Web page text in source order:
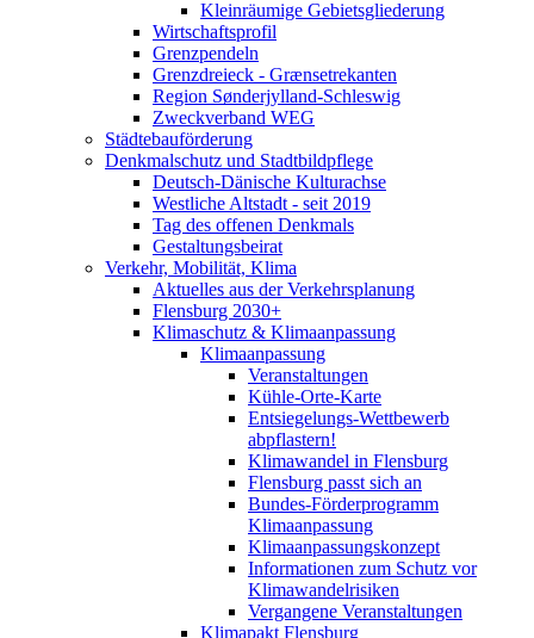
Kleinräumige Gebietsgliederung
Wirtschaftsprofil
Grenzpendeln
Grenzdreieck - Grænsetrekanten
Region Sønderjylland-Schleswig
Zweckverband WEG
Städtebauförderung
Denkmalschutz und Stadtbildpflege
Deutsch-Dänische Kulturachse
Westliche Altstadt - seit 2019
Tag des offenen Denkmals
Gestaltungsbeirat
Verkehr, Mobilität, Klima
Aktuelles aus der Verkehrsplanung
Flensburg 2030+
Klimaschutz & Klimaanpassung
Klimaanpassung
Veranstaltungen
Kühle-Orte-Karte
Entsiegelungs-Wettbewerb
abpflastern!
Klimawandel in Flensburg
Flensburg passt sich an
Bundes-Förderprogramm
Klimaanpassung
Klimaanpassungskonzept
Informationen zum Schutz vor
Klimawandelrisiken
Vergangene Veranstaltungen
Klimapakt Flensburg